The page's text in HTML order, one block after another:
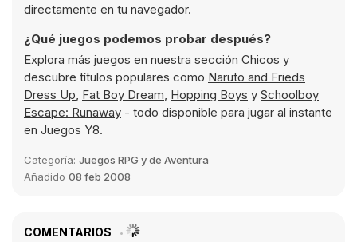
directamente en tu navegador.
¿Qué juegos podemos probar después?
Explora más juegos en nuestra sección Chicos y
descubre títulos populares como Naruto and Frieds
Dress Up, Fat Boy Dream, Hopping Boys y Schoolboy
Escape: Runaway - todo disponible para jugar al instante
en Juegos Y8.
Categoría: Juegos RPG y de Aventura
Añadido 08 feb 2008
COMENTARIOS